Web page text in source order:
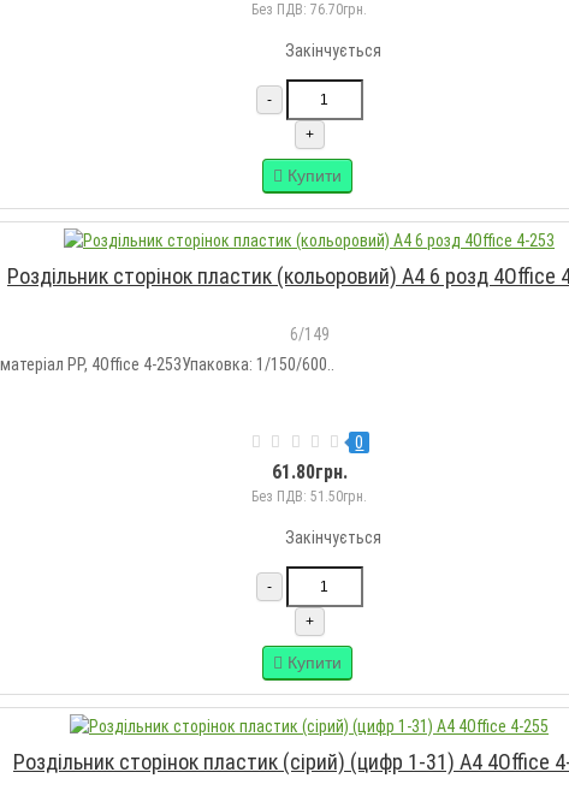
Без ПДВ: 76.70грн.
Закінчується
-
+
Купити
Роздільник сторінок пластик (кольоровий) А4 6 розд 4Office
6/149
PP, 4Office 4-253Упаковка: 1/150/600..
0
61.80грн.
Без ПДВ: 51.50грн.
Закінчується
-
+
Купити
Роздільник сторінок пластик (сірий) (цифр 1-31) А4 4Office